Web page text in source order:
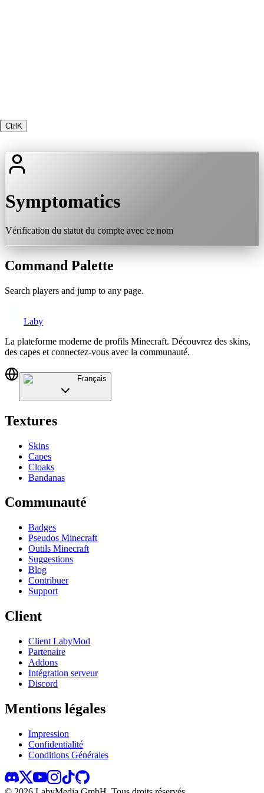
Ctrl K
Symptomatics
Vérification du statut du compte avec ce nom
Command Palette
Search players and jump to any page.
Laby
La plateforme moderne de profils Minecraft. Découvrez des skins,
des capes et connectez-vous avec la communauté.
Français
Textures
Skins
Capes
Cloaks
Bandanas
Communauté
Badges
Pseudos Minecraft
Outils Minecraft
Suggestions
Blog
Contribuer
Support
Client
Client LabyMod
Partenaire
Addons
Intégration serveur
Discord
Mentions légales
Impression
Confidentialité
Conditions Générales